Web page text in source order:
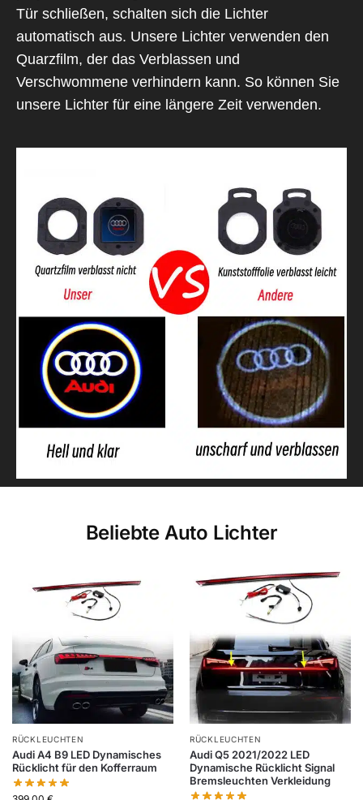
Tür schließen, schalten sich die Lichter
automatisch aus. Unsere Lichter verwenden den
Quarzfilm, der das Verblassen und
Verschwommene verhindern kann. So können Sie
unsere Lichter für eine längere Zeit verwenden.
Beliebte Auto Lichter
RÜCKLEUCHTEN
Audi A4 B9 LED Dynamisches
Rücklicht für den Kofferraum
RÜCKLEUCHTEN
Audi Q5 2021/2022 LED
Dynamische Rücklicht Signal
Bremsleuchten Verkleidung